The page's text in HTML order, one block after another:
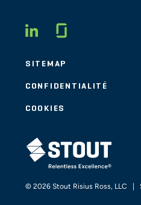
LINKEDIN
SITEMAP
CONFIDENTIALITÉ
COOKIES
STOUT LOGO
© 2026 Stout Risius Ross, LLC |